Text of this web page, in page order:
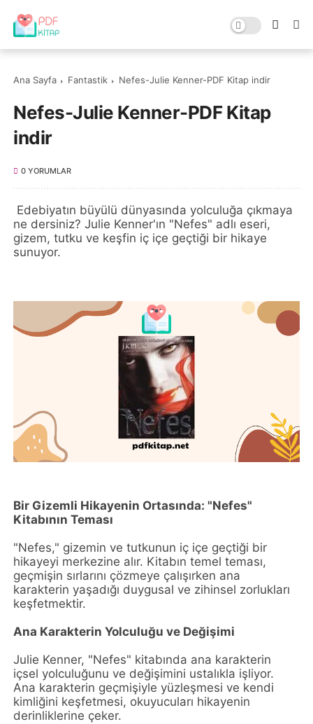
Ana Sayfa Fantastik Nefes-Julie Kenner-PDF Kitap indir
Nefes-Julie Kenner-PDF Kitap
indir
0 YORUMLAR
Edebiyatın büyülü dünyasında yolculuğa çıkmaya
ne dersiniz? Julie Kenner'ın "Nefes" adlı eseri,
gizem, tutku ve keşfin iç içe geçtiği bir hikaye
sunuyor.
Bir Gizemli Hikayenin Ortasında: "Nefes"
Kitabının Teması
"Nefes," gizemin ve tutkunun iç içe geçtiği bir
hikayeyi merkezine alır. Kitabın temel teması,
geçmişin sırlarını çözmeye çalışırken ana
karakterin yaşadığı duygusal ve zihinsel zorlukları
keşfetmektir.
Ana Karakterin Yolculuğu ve Değişimi
Julie Kenner, "Nefes" kitabında ana karakterin
içsel yolculuğunu ve değişimini ustalıkla işliyor.
Ana karakterin geçmişiyle yüzleşmesi ve kendi
kimliğini keşfetmesi, okuyucuları hikayenin
derinliklerine çeker.